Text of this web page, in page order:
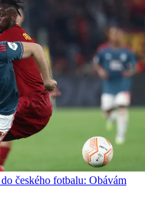
českého fotbalu: Obávám